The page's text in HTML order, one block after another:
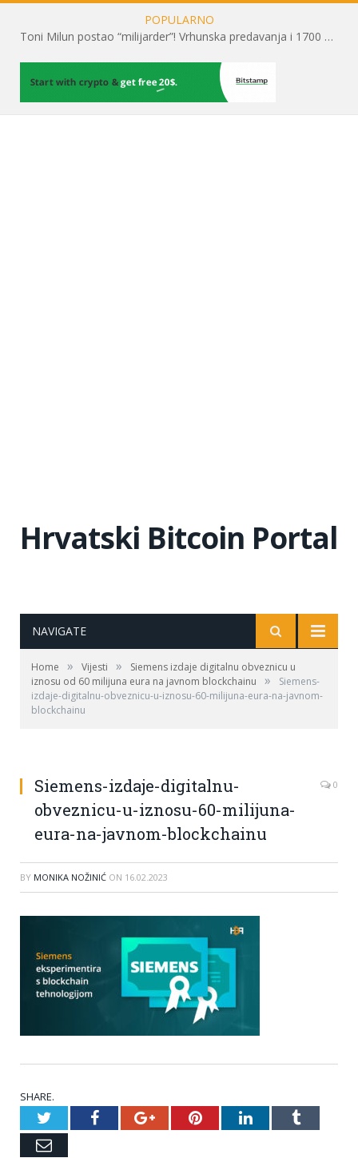
POPULARNO
Toni Milun postao “milijarder”! Vrhunska predavanja i 1700 posjetitelja obilježili su mjesec financijske pismenosti
Hrvatski Bitcoin Portal
NAVIGATE
Home » Vijesti »
Siemens izdaje digitalnu obveznicu u
iznosu od 60 milijuna eura na javnom blockchainu
»
Siemens-
izdaje-digitalnu-obveznicu-u-iznosu-60-milijuna-eura-na-javnom-
blockchainu
Siemens-izdaje-digitalnu-
obveznicu-u-iznosu-60-milijuna-
eura-na-javnom-blockchainu
0
BY MONIKA NOŽINIĆ ON 16.02.2023
SHARE.
TwitterFacebookGoogle+PinterestLinkedInTumblr
Email